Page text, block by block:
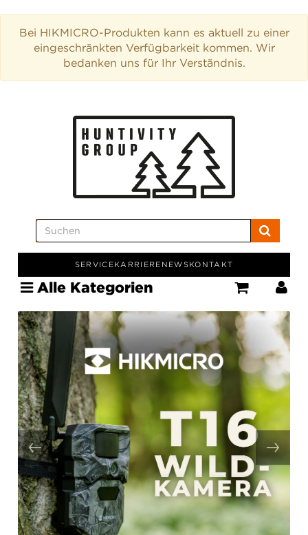
Bei HIKMICRO-Produkten kann es aktuell zu einer
eingeschränkten Verfügbarkeit kommen. Wir
bedanken uns für Ihr Verständnis.
SERVICEKARRIERE NEWSKONTAKT
Alle Kategorien